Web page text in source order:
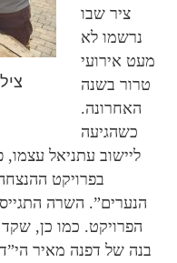
ציר שבו
נרשמו לא
מעט אירועי
טרור בשנה
האחרונה.
כשהגיעה
ליישוב עתניאל
בפרויקט
הנערים”. השרה
הפרויקט. כמו כן, שקד
בנה של דפנה מאיר